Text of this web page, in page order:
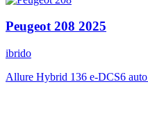
Peugeot208 2025
ibrido
Allure Hybrid 136 e-DCS6 auto